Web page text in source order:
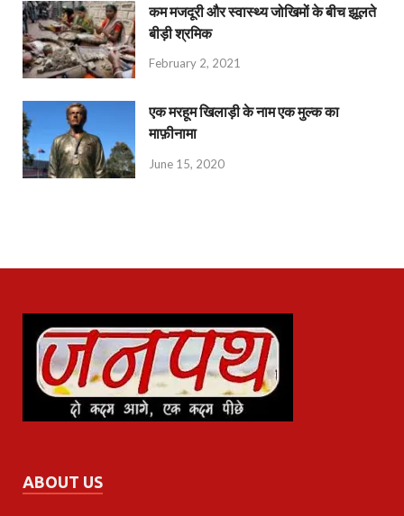
कम मजदूरी और स्वास्थ्य जोखिमों के बीच झूलते
बीड़ी श्रमिक
February 2, 2021
एक मरहूम खिलाड़ी के नाम एक मुल्क का
माफ़ीनामा
June 15, 2020
ABOUT US